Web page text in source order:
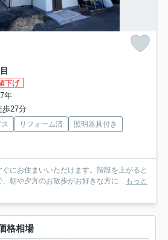
下げ
年
歩27分
リフォーム済
照明器具付き
にお住まいいただけます。階段を上がると
朝や夕方のお散歩がお好きな方に... もっと
格相場